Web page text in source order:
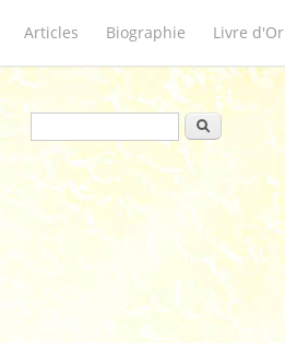
Articles Biographie Livre d'Or
Formulaire de recherche
Rechercher